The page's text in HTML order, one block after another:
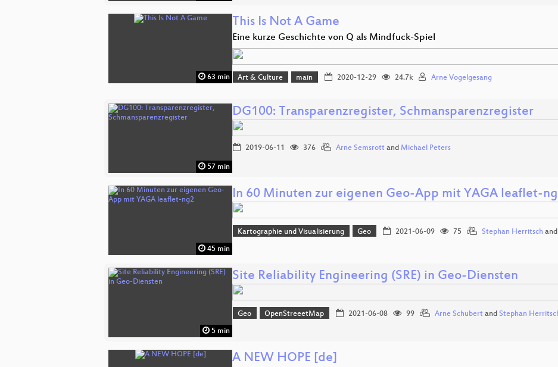
63 min
This Is Not A Game
Eine kurze Geschichte von Q als Mindfuck-Spiel
Art & Culture main 2020-12-29 24.7k Arne Vogelgesang
57 min
DG100: Transparenzregister, Schmansparenzregister
2019-06-11 376 Arne Semsrott and Michael Peters
45 min
In 60 Minuten zur eigenen Geo-App mit YAGA leaflet-
Kartographie und Visualisierung Geo 2021-06-09 75 Stephan Herritsch and
5 min
Site Reliability Engineering (SRE) in Geo-Diensten
Geo OpenStreeetMap 2021-06-08 99 Arne Schubertand Stephan
A NEW HOPE [de]